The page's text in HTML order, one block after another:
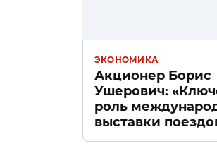
ЭКОНОМИКА
Акционер Борис
Ушерович:
роль
выставки
поиск ответов на